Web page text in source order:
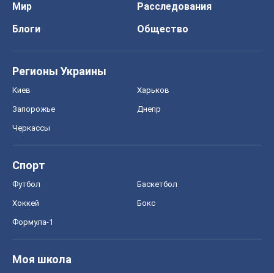
Мир
Расследования
Блоги
Общество
Регионы Украины
Киев Харьков
Запорожье Днепр
Черкассы
Спорт
Футбол Баскетбол
Хоккей Бокс
Формула-1
Моя школа